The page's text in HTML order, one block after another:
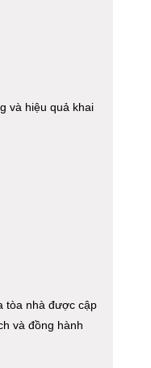
và hiệu quả khai
tòa nhà được cập
và đồng hành